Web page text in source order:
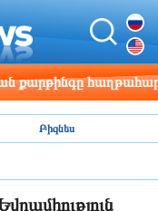
հաղթահարում
Բիզնես